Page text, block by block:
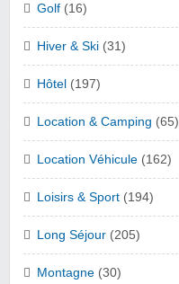
Golf (16)
Hiver & Ski (31)
Hôtel (197)
Location & Camping (65)
Location Véhicule (162)
Loisirs & Sport (194)
Long Séjour (205)
Montagne (30)